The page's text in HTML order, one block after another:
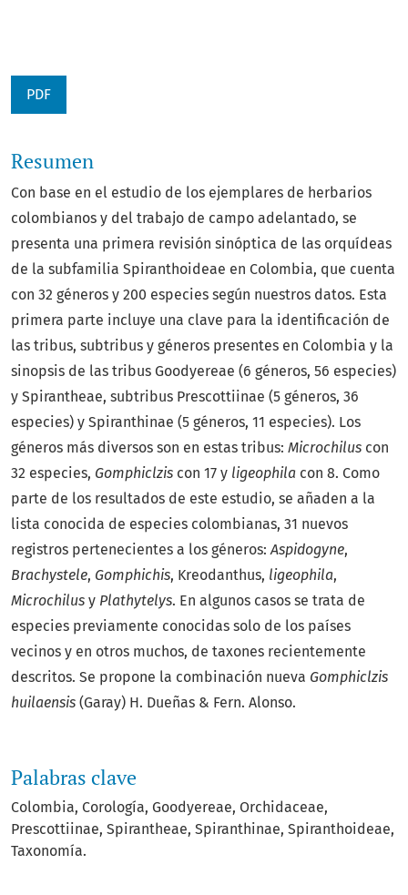
PDF
Palabras clave
Colombia Corología Goodyereae Orchidaceae
Prescottiinae Spirantheae Spiranthinae Spiranthoideae
Taxonomía.
Resumen
Con base en el estudio de los ejemplares de herbarios
colombianos y del trabajo de campo adelantado, se
presenta una primera revisión sinóptica de las orquídeas
de la subfamilia Spiranthoideae en Colombia, que cuenta
con 32 géneros y 200 especies según nuestros datos. Esta
primera parte incluye una clave para la identificación de
las tribus, subtribus y géneros presentes en Colombia y la
sinopsis de las tribus Goodyereae (6 géneros, 56 especies)
y Spirantheae, subtribus Prescottiinae (5 géneros, 36
especies) y Spiranthinae (5 géneros, 11 especies). Los
géneros más diversos son en estas tribus: Microchilus con
32 especies, Gomphiclzis con 17 y ligeophila con 8. Como
parte de los resultados de este estudio, se añaden a la
lista conocida de especies colombianas, 31 nuevos
registros pertenecientes a los géneros: Aspidogyne,
Brachystele, Gomphichis, Kreodanthus, ligeophila,
Microchilus y Plathytelys. En algunos casos se trata de
especies previamente conocidas solo de los países
vecinos y en otros muchos, de taxones recientemente
descritos. Se propone la combinación nueva Gomphiclzis
huilaensis (Garay) H. Dueñas & Fern. Alonso.